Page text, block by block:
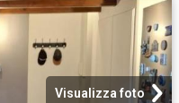
Visualizza foto